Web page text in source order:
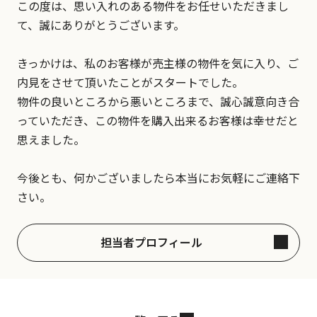
この度は、思い入れのある物件をお任せいただきまし
て、誠にありがとうございます。
きっかけは、私のお客様が売主様の物件を気に入り、ご
内見をさせて頂いたことがスタートでした。
物件の良いところから悪いところまで、誠心誠意向き合
っていただき、この物件を購入出来るお客様は幸せだと
思えました。
今後とも、何かございましたら本当にお気軽にご連絡下
さい。
担当者プロフィール